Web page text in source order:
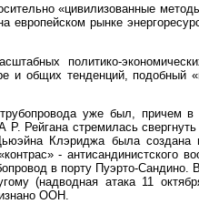
«цивилизованные
европейском рынке
политико-
и общих тенденций, подобный
уже был, причем
Р. Рейгана стремилась
Клэриджа была создана
- антисандинистского
в порту Пуэрто-
(надводная атака 11
ООН.